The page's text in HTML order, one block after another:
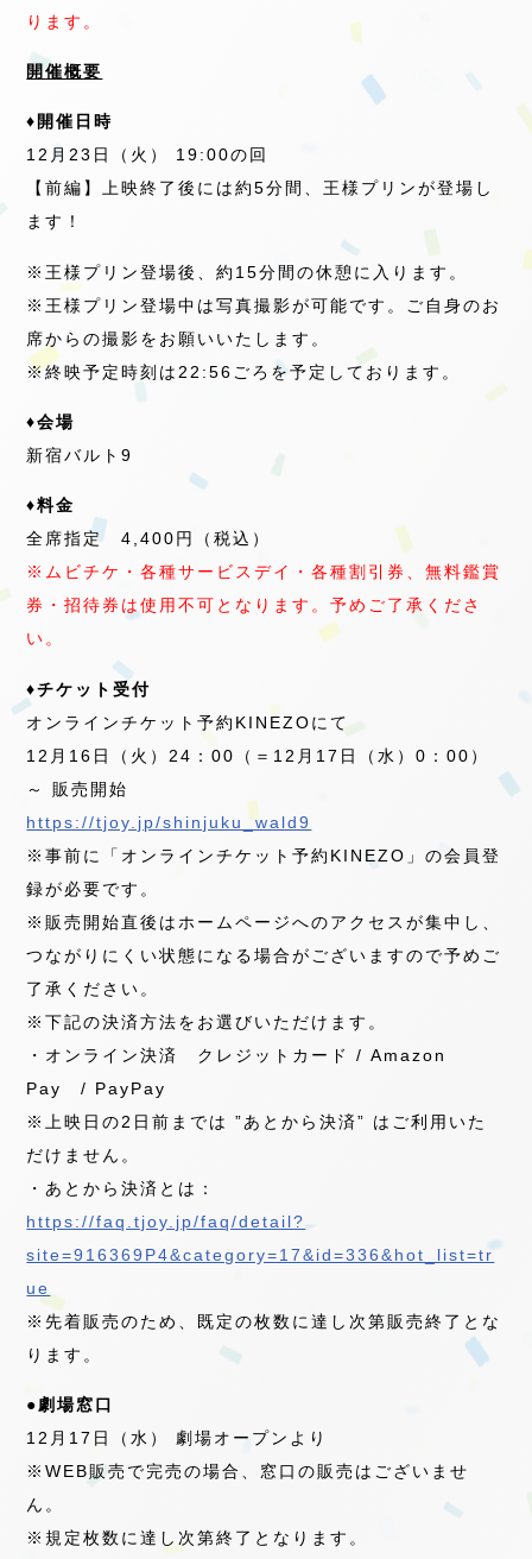
ります。
開催概要
♦開催日時
12月23日（火） 19:00の回
【前編】上映終了後には約5分間、王様プリンが登場し
ます！
※王様プリン登場後、約15分間の休憩に入ります。
※王様プリン登場中は写真撮影が可能です。ご自身のお
席からの撮影をお願いいたします。
※終映予定時刻は22:56ごろを予定しております。
♦会場
新宿バルト9
♦料金
全席指定 4,400円（税込）
※ムビチケ・各種サービスデイ・各種割引券、無料鑑賞
券・招待券は使用不可となります。予めご了承くださ
い。
♦チケット受付
オンラインチケット予約KINEZOにて
12月16日（火）24：00（＝12月17日（水）0：00）
～ 販売開始
https://tjoy.jp/shinjuku_wald9
※事前に「オンラインチケット予約KINEZO」の会員登
録が必要です。
※販売開始直後はホームページへのアクセスが集中し、
つながりにくい状態になる場合がございますので予めご
了承ください。
※下記の決済方法をお選びいただけます。
・オンライン決済 クレジットカード / Amazon
Pay / PayPay
※上映日の2日前までは ”あとから決済” はご利用いた
だけません。
・あとから決済とは：
https://faq.tjoy.jp/faq/detail?
site=916369P4&category=17&id=336&hot_list=tr
ue
※先着販売のため、既定の枚数に達し次第販売終了とな
ります。
●劇場窓口
12月17日（水） 劇場オープンより
※WEB販売で完売の場合、窓口の販売はございませ
ん。
※規定枚数に達し次第終了となります。